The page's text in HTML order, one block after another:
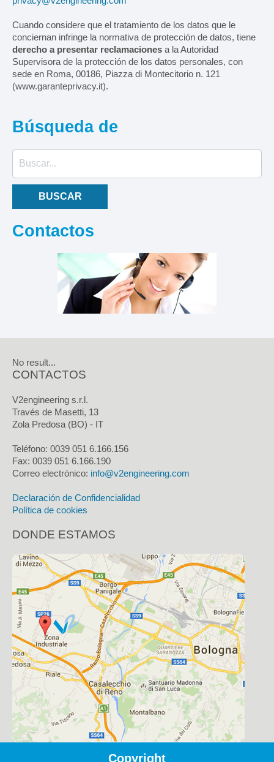
Cuando considere que el tratamiento de los datos que le
conciernan infringe la normativa de protección de datos, tiene
derecho a presentar reclamaciones a la Autoridad
Supervisora de la protección de los datos personales, con
sede en Roma, 00186, Piazza di Montecitorio n. 121
(www.garanteprivacy.it).
Búsqueda de
BUSCAR
Contactos
No result...
CONTACTOS
V2engineering s.r.l.
Través de Masetti, 13
Zola Predosa (BO) - IT
Teléfono: 0039 051 6.166.156
Fax: 0039 051 6.166.190
Correo electrónico: info@v2engineering.com
Declaración de Confidencialidad
Política de cookies
DONDE ESTAMOS
Copyright